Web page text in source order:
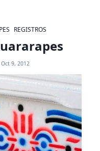
REGISTROS
Oct 9, 2012